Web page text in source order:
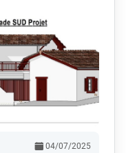
04/07/2025